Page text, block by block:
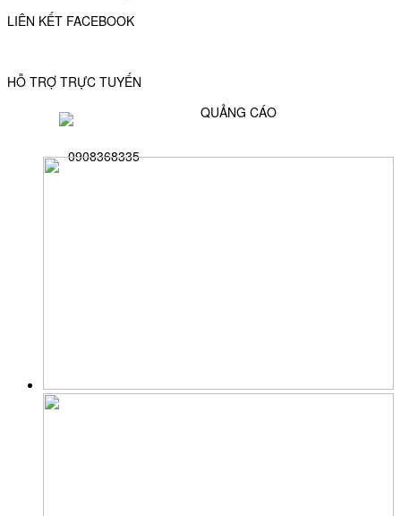
LIÊN KẾT FACEBOOK
HỖ TRỢ TRỰC TUYẾN
0908368335
QUẢNG CÁO